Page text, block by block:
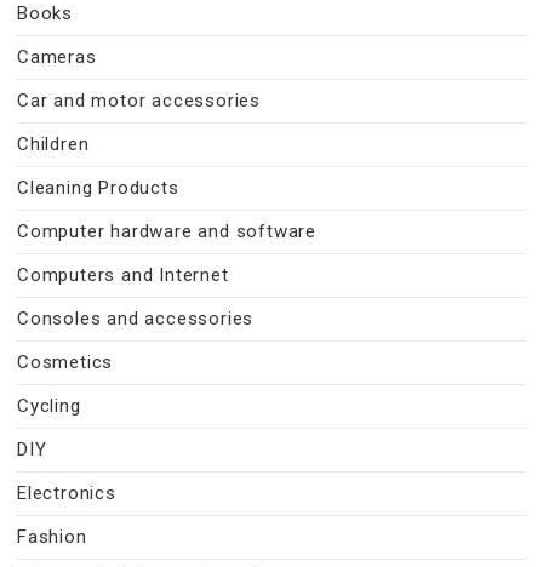
Books
Cameras
Car and motor accessories
Children
Cleaning Products
Computer hardware and software
Computers and Internet
Consoles and accessories
Cosmetics
Cycling
DIY
Electronics
Fashion